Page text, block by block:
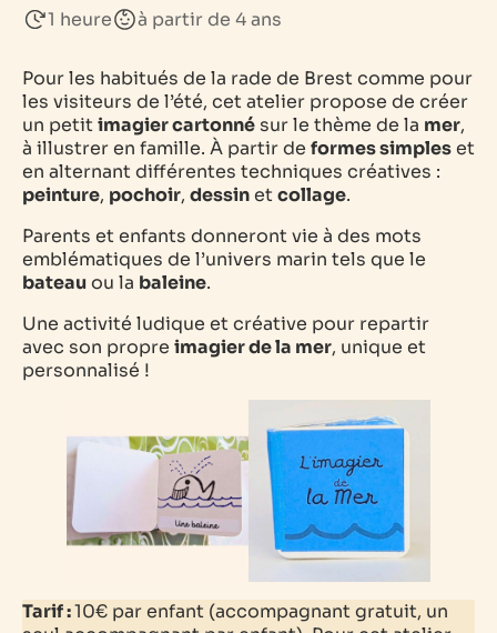
1 heure à partir de 4 ans
Pour les habitués de la rade de Brest comme pour
les visiteurs de l’été, cet atelier propose de créer
un petit imagier cartonné sur le thème de la mer,
à illustrer en famille. À partir de formes simpleset
en alternant différentes techniques créatives :
peinture, pochoir, dessinet collage.
Parents et enfants donneront vie à des mots
emblématiques de l’univers marin tels que le
bateauou la baleine.
Une activité ludique et créative pour repartir
avec son propre imagier de la mer, unique et
personnalisé !
Tarif :10€ par enfant (accompagnant gratuit, un